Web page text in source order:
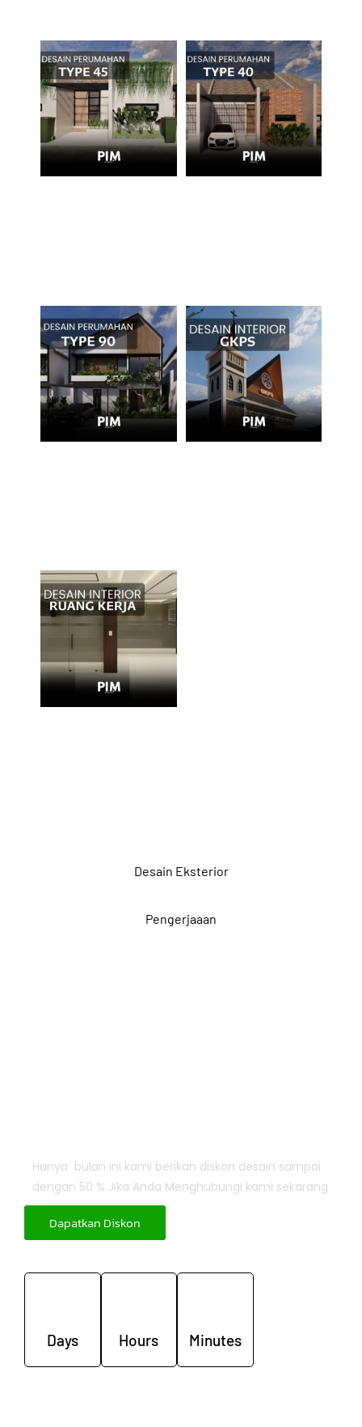
Desain Eksterior
Pengerjaaan
Hanya bulan ini kami berikan diskon desain sampai
dengan 50 % Jika Anda Menghubungi kami sekarang
Dapatkan Diskon
Days Hours Minutes